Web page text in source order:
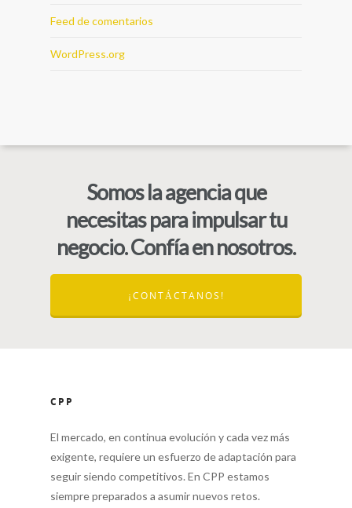
Feed de comentarios
WordPress.org
Somos la agencia que
necesitas para impulsar tu
negocio. Confía en nosotros.
¡CONTÁCTANOS!
CPP
El mercado, en continua evolución y cada vez más
exigente, requiere un esfuerzo de adaptación para
seguir siendo competitivos. En CPP estamos
siempre preparados a asumir nuevos retos.